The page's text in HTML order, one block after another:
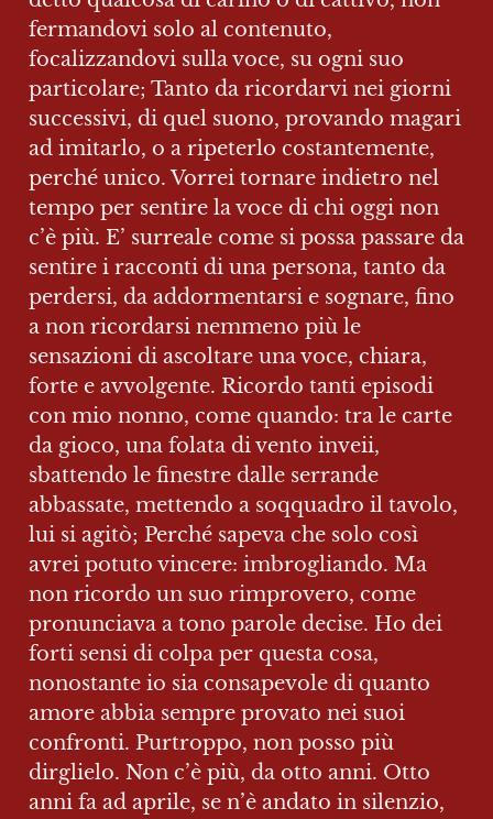
fermandovi solo al contenuto,
focalizzandovi sulla voce, su ogni suo
particolare; Tanto da ricordarvi nei giorni
successivi, di quel suono, provando magari
ad imitarlo, o a ripeterlo costantemente,
perché unico. Vorrei tornare indietro nel
tempo per sentire la voce di chi oggi non
c’è più. E’ surreale come si possa passare da
sentire i racconti di una persona, tanto da
perdersi, da addormentarsi e sognare, fino
a non ricordarsi nemmeno più le
sensazioni di ascoltare una voce, chiara,
forte e avvolgente. Ricordo tanti episodi
con mio nonno, come quando: tra le carte
da gioco, una folata di vento inveii,
sbattendo le finestre dalle serrande
abbassate, mettendo a soqquadro il tavolo,
lui si agitò; Perché sapeva che solo così
avrei potuto vincere: imbrogliando. Ma
non ricordo un suo rimprovero, come
pronunciava a tono parole decise. Ho dei
forti sensi di colpa per questa cosa,
nonostante io sia consapevole di quanto
amore abbia sempre provato nei suoi
confronti. Purtroppo, non posso più
dirglielo. Non c’è più, da otto anni. Otto
anni fa ad aprile, se n’è andato in silenzio,